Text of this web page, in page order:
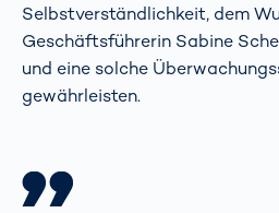
Selbstverständlichkeit, dem
Geschäftsführerin Sabine
und eine solche
gewährleisten.